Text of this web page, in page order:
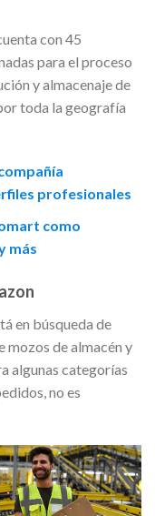
con 45
para el proceso
y almacenaje de
toda la geografía
profesionales
como
más
en búsqueda de
mozos de almacén y
algunas categorías
no es